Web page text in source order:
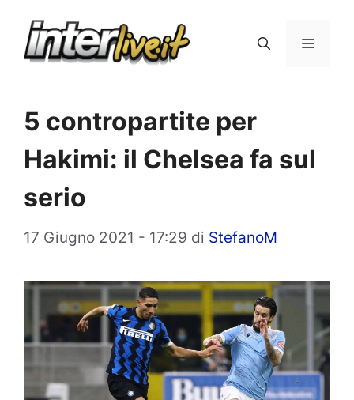
Menu
5 contropartite per
Hakimi: il Chelsea fa sul
serio
17 Giugno 2021 - 17:29 di StefanoM